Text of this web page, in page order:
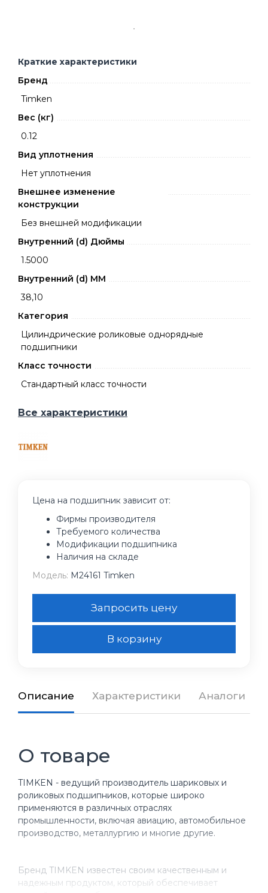
Краткие характеристики
Бренд
Timken
Вес (кг)
0.12
Вид уплотнения
Нет уплотнения
Внешнее изменение
конструкции
Без внешней модификации
Внутренний (d) Дюймы
1.5000
Внутренний (d) ММ
38,10
Категория
Цилиндрические роликовые однорядные
подшипники
Класс точности
Стандартный класс точности
Все характеристики
Цена на подшипник зависит от:
Фирмы производителя
Требуемого количества
Модификации подшипника
Наличия на складе
Модель: M24161 Timken
Запросить цену
В корзину
Описание Характеристики Аналоги
О товаре
TIMKEN - ведущий производитель шариковых и
роликовых подшипников, которые широко
применяются в различных отраслях
промышленности, включая авиацию, автомобильное
производство, металлургию и многие другие.
Бренд TIMKEN известен своим качественным и
надежным продуктом, который обеспечивает